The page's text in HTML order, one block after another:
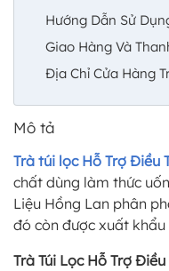
Hướng Dẫn Sử
Giao Hàng Và
Địa Chỉ Cửa Hàng
Mô tả
Trà túi lọc Hỗ Trợ Điều
chất dùng làm thức
Liệu Hồng Lan phân
đó còn được xuất
Trà Túi Lọc Hỗ Trợ